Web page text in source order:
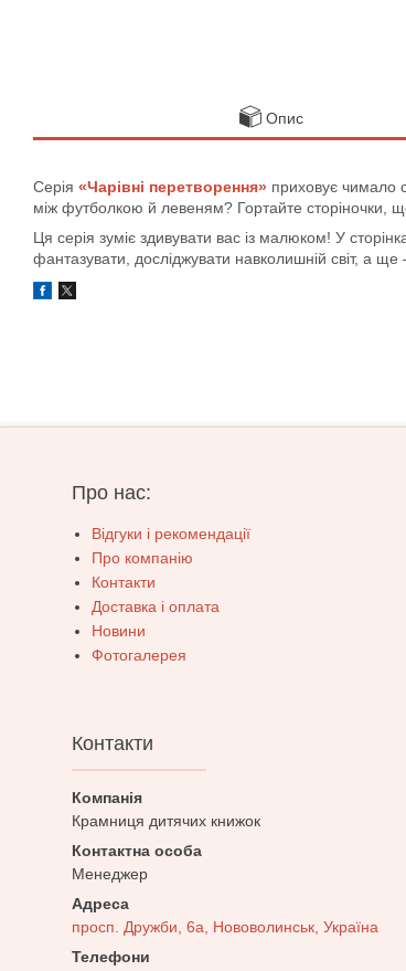
Опис
Серія «Чарівні перетворення» приховує чимало
між футболкою й левеням? Гортайте сторіночки,
Ця серія зуміє здивувати вас із малюком! У
фантазувати, досліджувати навколишній світ, а
Про нас:
Відгуки і рекомендації
Про компанію
Контакти
Доставка і оплата
Новини
Фотогалерея
Контакти
Крамниця дитячих книжок
Менеджер
просп. Дружби, 6а, Нововолинськ, Україна